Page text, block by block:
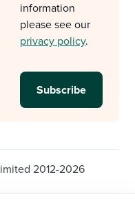
information
please see our
privacy policy.
2012-2026